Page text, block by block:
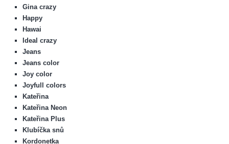
Gina crazy
Happy
Hawai
Ideal crazy
Jeans
Jeans color
Joy color
Joyfull colors
Kateřina
Kateřina Neon
Kateřina Plus
Klubíčka snů
Kordonetka